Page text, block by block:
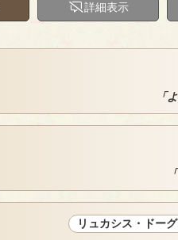
詳細表示
「
リュカシス・ドー